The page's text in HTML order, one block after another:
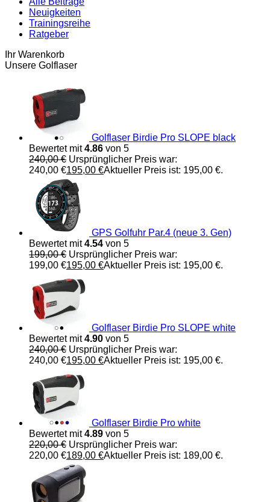
Neuigkeiten
Trainingsreihe
Ratgeber
Ihr Warenkorb
Unsere Golflaser
Golflaser Birdie Pro SLOPE black
Bewertet mit4.86 von 5
240,00€ Ursprünglicher Preis war:
240,00 €195,00 €Aktueller Preis ist: 195,00 €.
GPS Golfuhr Par.4 (neue 3. Gen)
Bewertet mit4.54 von 5
199,00€ Ursprünglicher Preis war:
199,00 €195,00 €Aktueller Preis ist: 195,00 €.
Golflaser Birdie Pro SLOPE white
Bewertet mit4.90 von 5
240,00€ Ursprünglicher Preis war:
240,00 €195,00 €Aktueller Preis ist: 195,00 €.
Golflaser Birdie Pro white
Bewertet mit4.89 von 5
220,00€ Ursprünglicher Preis war:
220,00 €189,00 €Aktueller Preis ist: 189,00 €.